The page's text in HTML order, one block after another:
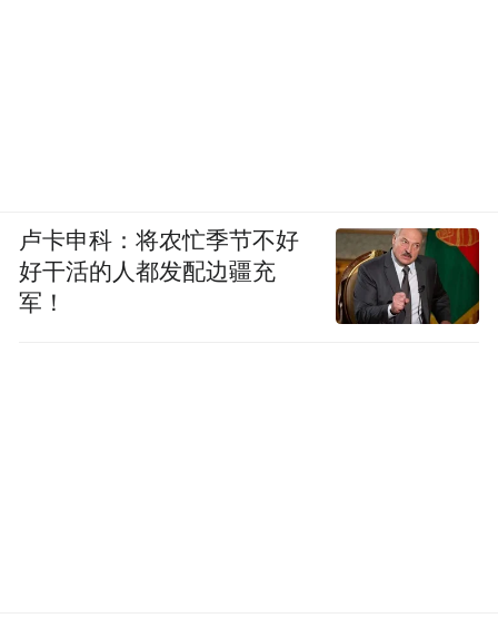
卢卡申科：将农忙季节不好
好干活的人都发配边疆充
军！